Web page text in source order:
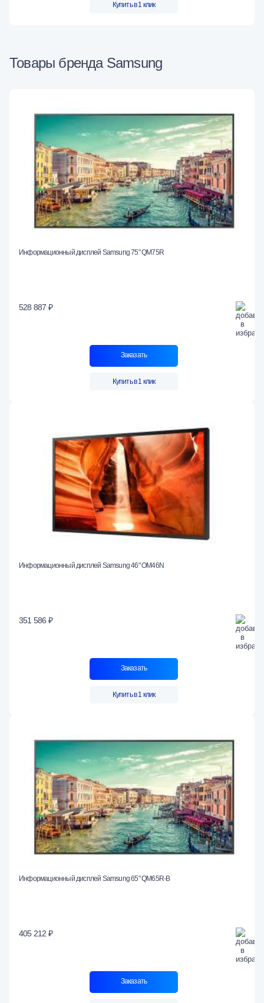
Купить в 1 клик
Товары бренда Samsung
Информационный дисплей Samsung 75" QM75R
528 887 ₽
Заказать
Купить в 1 клик
Информационный дисплей Samsung 46" OM46N
351 586 ₽
Заказать
Купить в 1 клик
Информационный дисплей Samsung 65" QM65R-B
405 212 ₽
Заказать